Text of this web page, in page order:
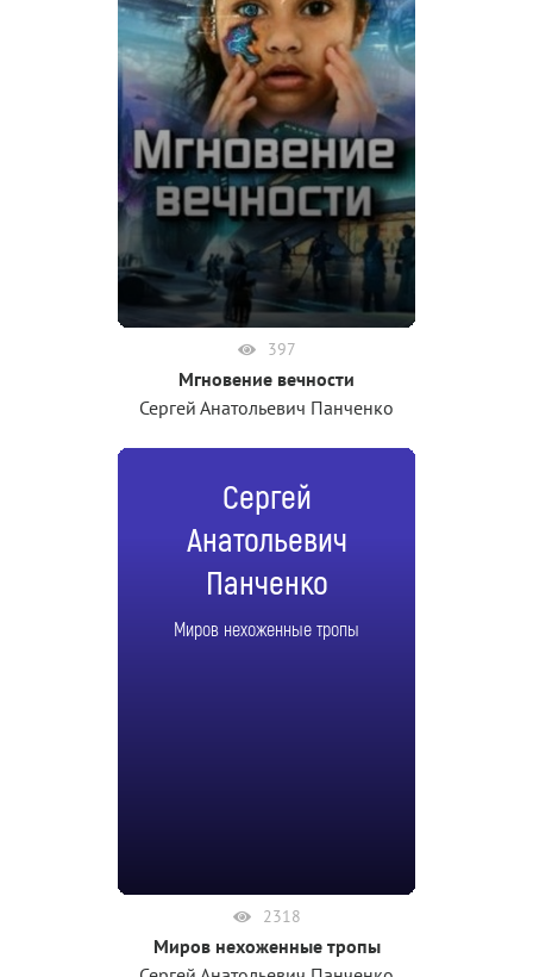
397
Мгновение вечности
Сергей Анатольевич Панченко
Сергей
Анатольевич
Панченко
Миров нехоженные тропы
2318
Миров нехоженные тропы